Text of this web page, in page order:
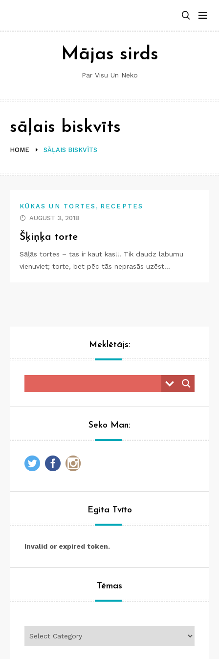
content
Mājas sirds
Par Visu Un Neko
HOME SĀĻAIS BISKVĪTS
sāļais biskvīts
KŪKAS UN TORTES , RECEPTES
AUGUST 3, 2018
Šķiņķa torte
Sāļās tortes – tas ir kaut kas!!! Tik daudz labumu
vienuviet; torte, bet pēc tās neprasās uzēst…
Meklētājs:
Seko Man:
Egita Tvīto
Invalid or expired token.
Tēmas